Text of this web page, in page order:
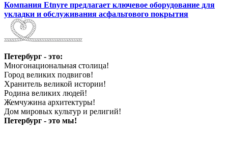
Компания Etnyre предлагает ключевое оборудование для
укладки и обслуживания асфальтового покрытия
Петербург - это:
Многонациональная столица!
Город великих подвигов!
Хранитель великой истории!
Родина великих людей!
Жемчужина архитектуры!
Дом мировых культур и религий!
Петербург - это мы!